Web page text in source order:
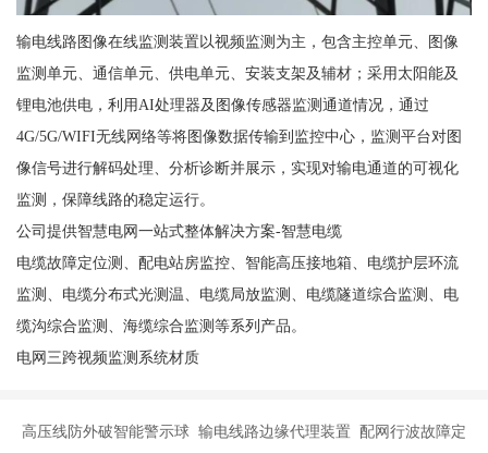
输电线路图像在线监测装置以视频监测为主，包含主控单元、图像
监测单元、通信单元、供电单元、安装支架及辅材；采用太阳能及
锂电池供电，利用AI处理器及图像传感器监测通道情况，通过
4G/5G/WIFI无线网络等将图像数据传输到监控中心，监测平台对图
像信号进行解码处理、分析诊断并展示，实现对输电通道的可视化
监测，保障线路的稳定运行。
公司提供智慧电网一站式整体解决方案-智慧电缆
电缆故障定位测、配电站房监控、智能高压接地箱、电缆护层环流
监测、电缆分布式光测温、电缆局放监测、电缆隧道综合监测、电
缆沟综合监测、海缆综合监测等系列产品。
电网三跨视频监测系统材质
高压线防外破智能警示球 输电线路边缘代理装置 配网行波故障定